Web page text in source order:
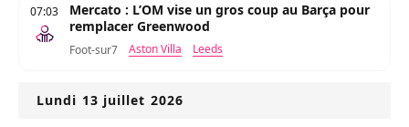
07:03
Mercato : L’OM vise un gros coup au Barça pour
remplacer Greenwood
Foot-sur7 Aston Villa Leeds
Lundi 13 juillet 2026